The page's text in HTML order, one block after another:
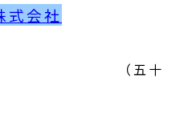
式会社
十